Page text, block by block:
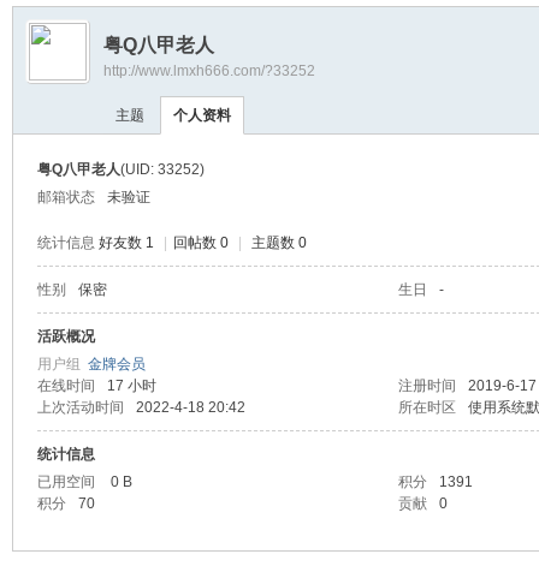
›
粤Q八甲老人
http://www.lmxh666.com/?33252
主题 个人资料
粤Q八甲老人(UID: 33252)
邮箱状态
未验证
统计信息 好友数 1 回帖数 0 主题数 0
性别 保密 生日 -
活跃概况
用户组 金牌会员
在线时间
17 小时 注册时间
2019-6-
上次活动时间
2022-4-18 20:42 所在时区 使用系统
统计信息
已用空间
0 B 积分
1391
积分
70 贡献 0